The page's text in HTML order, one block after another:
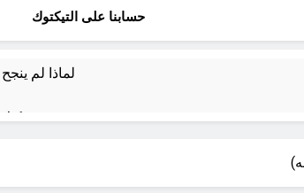
حسابنا على التيكتوك
لماذا لم